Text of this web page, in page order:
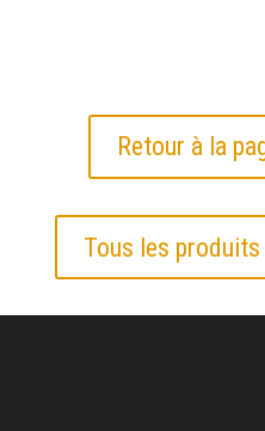
Retour à la
Tous les